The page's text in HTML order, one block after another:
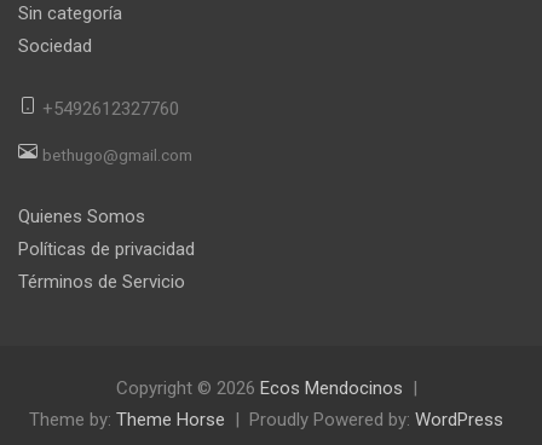
Sin categoría
Sociedad
+5492612327760
bethugo@gmail.com
Quienes Somos
Políticas de privacidad
Términos de Servicio
Copyright © 2026 Ecos Mendocinos
Theme by: Theme Horse Proudly Powered by: WordPress